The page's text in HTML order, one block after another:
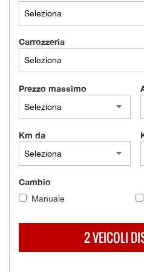
AZIENDA
NEWS
AREA COMMERCIANTI
Carrozzeria
Prezzo massimo
Km da
Cambio
Manuale
2 VEICOLI
tracciamento
che
adottiamo
per
di
seguito
ottenere
maggiori
sull'utilità